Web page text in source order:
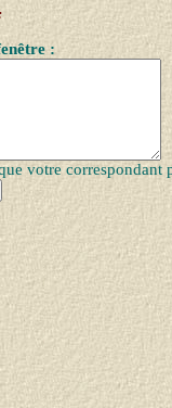
:
votre correspondant